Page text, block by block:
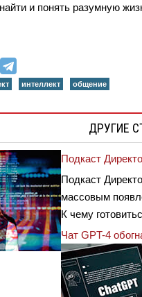
и понять разумную
интеллект общение
ДРУГИЕ
Подкаст
Подкаст
массовым
К чему
Чат GPT-4